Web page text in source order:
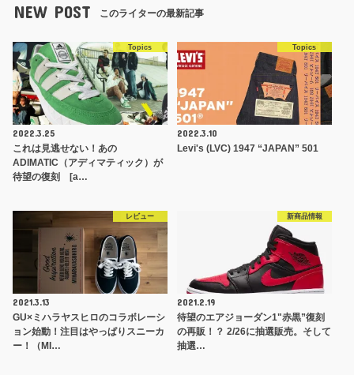
NEW POST このライターの最新記事
Topics
2022.3.25
これは見逃せない！あの
ADIMATIC（アディマティック）が
待望の復刻 [a…
Topics
2022.3.10
Levi's (LVC) 1947 “JAPAN” 501
レビュー
2021.3.13
GU×ミハラヤスヒロのコラボレーシ
ョン始動！注目はやっぱりスニーカ
ー！（MI…
新商品情報
2021.2.19
待望のエアジョーダン1"赤黒”復刻
の再販！？ 2/26に抽選販売。そして
抽選…